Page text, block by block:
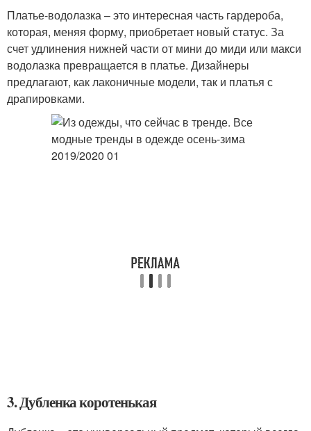
Платье-водолазка – это интересная часть гардероба,
которая, меняя форму, приобретает новый статус. За
счет удлинения нижней части от мини до миди или макси
водолазка превращается в платье. Дизайнеры
предлагают, как лаконичные модели, так и платья с
драпировками.
3. Дубленка коротенькая